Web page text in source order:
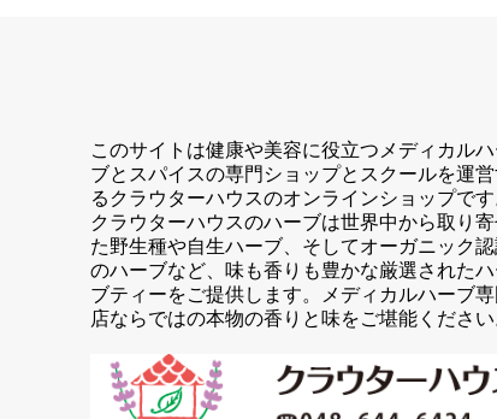
このサイトは健康や美容に役立つメディカル
ブとスパイスの専門ショップとスクールを運
るクラウターハウスのオンラインショップです
クラウターハウスのハーブは世界中から取り
た野生種や自生ハーブ、そしてオーガニック
のハーブなど、味も香りも豊かな厳選された
ブティーをご提供します。メディカルハーブ
店ならではの本物の香りと味をご堪能ください